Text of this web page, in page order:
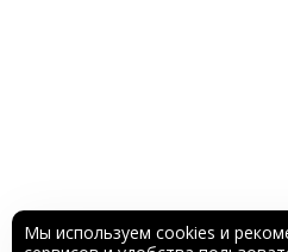
Мы используем cookies и